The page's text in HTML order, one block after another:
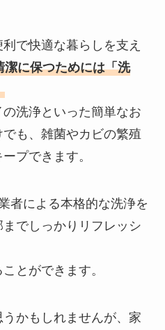
で快適な暮らしを支え
潔に保つためには「洗
洗浄といった簡単なお
も、雑菌やカビの繁殖
プできます。
者による本格的な洗浄を
でしっかりリフレッシ
とができます。
かもしれませんが、家